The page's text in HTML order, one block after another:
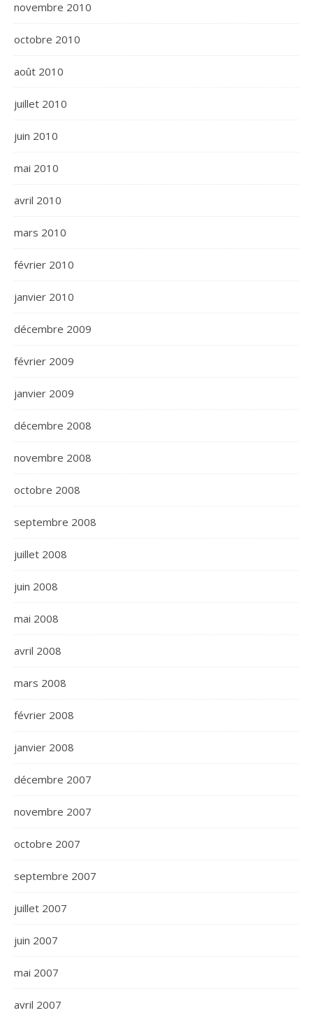
novembre 2010
octobre 2010
août 2010
juillet 2010
juin 2010
mai 2010
avril 2010
mars 2010
février 2010
janvier 2010
décembre 2009
février 2009
janvier 2009
décembre 2008
novembre 2008
octobre 2008
septembre 2008
juillet 2008
juin 2008
mai 2008
avril 2008
mars 2008
février 2008
janvier 2008
décembre 2007
novembre 2007
octobre 2007
septembre 2007
juillet 2007
juin 2007
mai 2007
avril 2007